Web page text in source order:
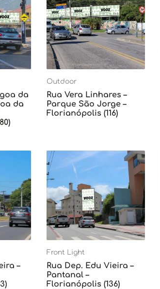
da
da
Outdoor
Rua Vera Linhares –
Parque São Jorge –
Florianópolis (116)
–
Front Light
Rua Dep. Edu Vieira –
Pantanal –
Florianópolis (136)